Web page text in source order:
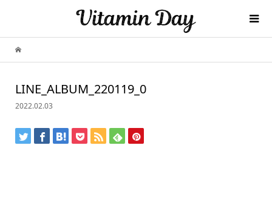
LINE_ALBUM_220119_0
2022.02.03